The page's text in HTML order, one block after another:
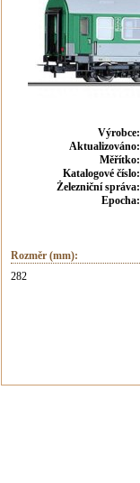
Výrobce:
Aktualizováno:
Měřítko:
Katalogové číslo:
Železniční správa:
Epocha:
Rozměr (mm):
282